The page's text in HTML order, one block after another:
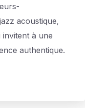
acoustique,
invitent à une
authentique.